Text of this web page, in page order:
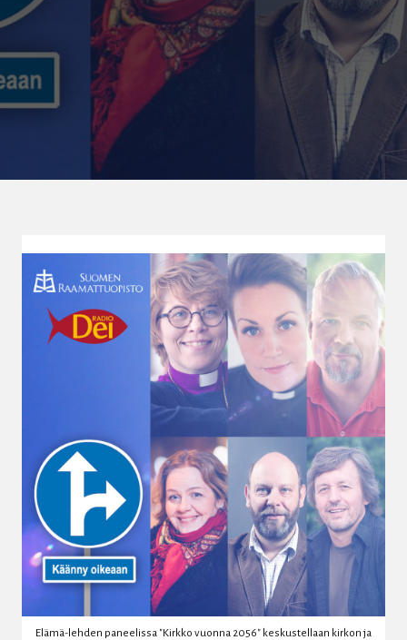
Elämä-lehden paneelissa "Kirkko vuonna 2056" keskustellaan kirkon ja